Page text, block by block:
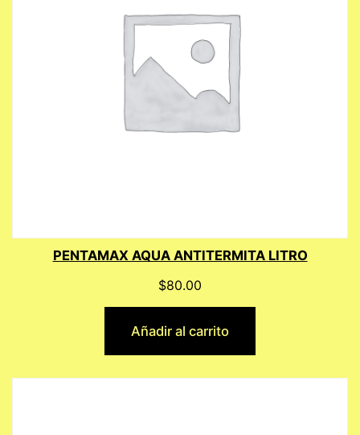
PENTAMAX AQUA ANTITERMITA LITRO
$80.00
Añadir al carrito